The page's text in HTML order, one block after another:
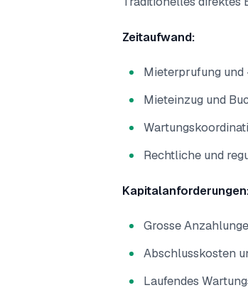
Zeitaufwand:
Mieterprufung
Mieteinzug und
Rechtliche und
Grosse
Abschlusskosten
Laufendes